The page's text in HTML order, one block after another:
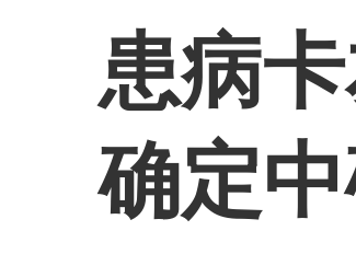
患病
确定